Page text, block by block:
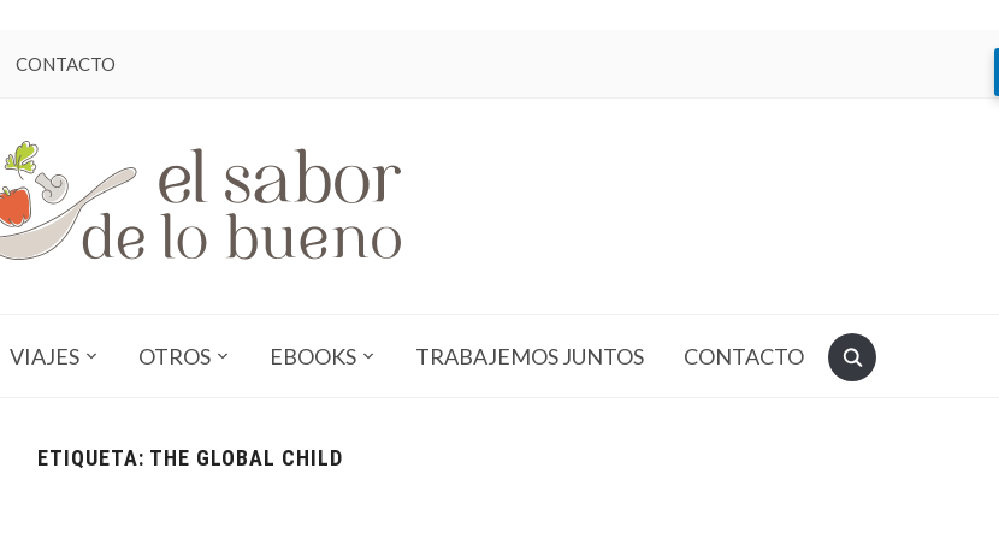
CONTACTO
VIAJES OTROS EBOOKS TRABAJEMOS JUNTOS CONTACTO
ETIQUETA: THE GLOBAL CHILD